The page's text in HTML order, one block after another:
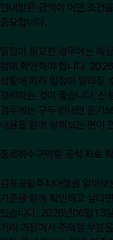
안내받은 금액이 어떤 조건
중요합니다.
일정이 필요한 경우에는 예
함께 확인해야 합니다.
상황에 따라 일정이 달라질
정리하는 것이 좋습니다. 신
경우에는 구두 안내만 듣기
내용을 함께 살펴보는 편이
종로하수구막힘 공식 자료
김포공항주차대행를 알아
기준을 함께 확인하고 싶다면
있습니다. 2026년06월13
거래 과정에서 주의할 부분